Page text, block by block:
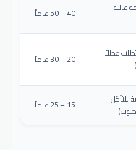
عالية
40 – 50 عاماً
عطلاً
20 – 30 عاماً
للتآكل
15 – 25 عاماً